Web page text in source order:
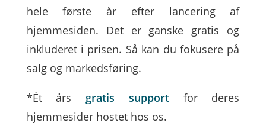
hele første år efter lancering af
hjemmesiden. Det er ganske gratis og
inkluderet i prisen. Så kan du fokusere på
salg og markedsføring.
*Ét års gratis supportfor deres
hjemmesider hostet hos os.